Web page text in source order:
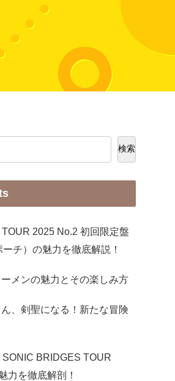
検索
2025 No.2 初回限定盤
チ）の魅力を徹底解説！
メンの魅力とその楽しみ方
、剣聖になる！新たな冒険
BRIDGES TOUR
力を徹底解剖！